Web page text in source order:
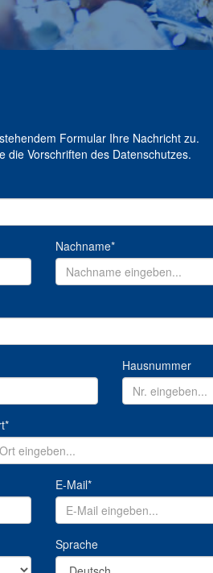
Formular Ihre Nachricht zu.
die Vorschriften des Datenschutzes.